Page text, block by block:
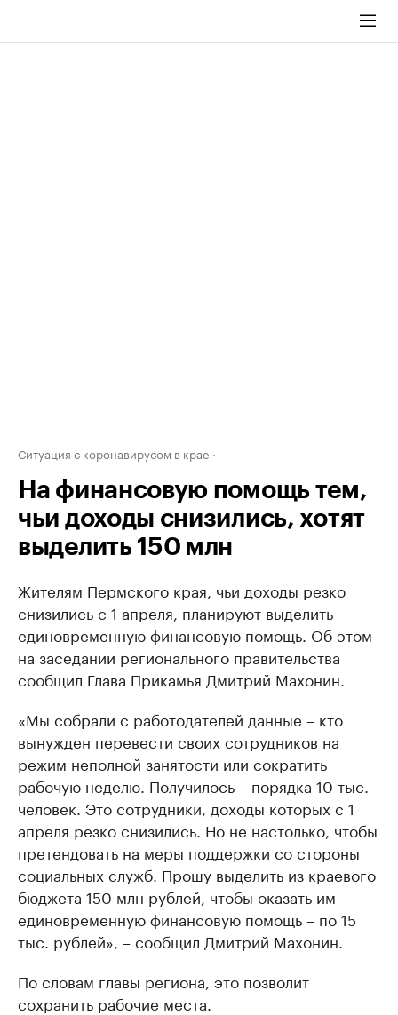
Ситуация с коронавирусом в крае
На финансовую помощь тем,
чьи доходы снизились, хотят
выделить 150 млн
Жителям Пермского края, чьи доходы резко
снизились с 1 апреля, планируют выделить
единовременную финансовую помощь. Об этом
на заседании регионального правительства
сообщил Глава Прикамья Дмитрий Махонин.
«Мы собрали с работодателей данные – кто
вынужден перевести своих сотрудников на
режим неполной занятости или сократить
рабочую неделю. Получилось – порядка 10 тыс.
человек. Это сотрудники, доходы которых с 1
апреля резко снизились. Но не настолько, чтобы
претендовать на меры поддержки со стороны
социальных служб. Прошу выделить из краевого
бюджета 150 млн рублей, чтобы оказать им
единовременную финансовую помощь – по 15
тыс. рублей», – сообщил Дмитрий Махонин.
По словам главы региона, это позволит
сохранить рабочие места.